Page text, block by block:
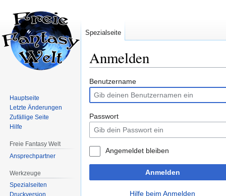
Anmelden
Zur
Navigation
springen
Zur
Suche
springen
Benutzername
Passwort
Angemeldet bleiben
Anmelden
Hilfe beim Anmelden
Spezialseite
Hauptseite
Letzte Änderungen
Zufällige Seite
Hilfe
Freie Fantasy Welt
Ansprechpartner
Werkzeuge
Spezialseiten